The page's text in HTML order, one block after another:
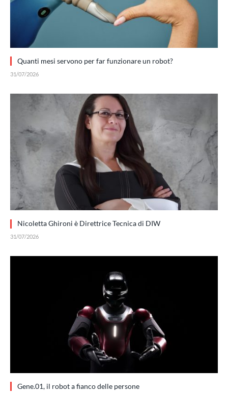
Quanti mesi servono per far funzionare un robot?
31/07/2026
Nicoletta Ghironi è Direttrice Tecnica di DIW
31/07/2026
Gene.01, il robot a fianco delle persone